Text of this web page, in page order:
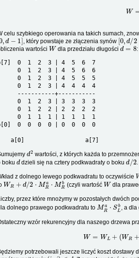
celu szybkiego operowania na takich sumach,
,d−1 ] , który powstaje ze złączenia synów[0,d/2−
wartości W dla przedziału długościd=8
:
0  1  2  3 | 4  5  6  7
0  1  2  3 | 4  5  6  6
0  1  2  3 | 4  5  5  5
0  1  2  3 | 4  4  4  4
-----------+-----------
0  1  2  3 | 3  3  3  3
0  1  2  2 | 2  2  2  2
0  1  1  1 | 1  1  1  1
0  0  0  0 | 0  0  0  0
a[0]                  a[7]
d2 wartości, z których każda to
boku ddzieli się na cztery podkwadraty o bokud/2.
z dolnego lewego podkwadratu to oczywiście
WR +d/2⋅MRa⋅MRb (czyli wartośćWdla
przez które mnożymy w pozostałych dwóch
dolnego prawego podkwadratu to MR SL, a dla
wzór rekurencyjny dla naszego drzewa
=W + WR d
potrzebowali jeszcze liczyć koszt dostawy
min(i,j)≤d